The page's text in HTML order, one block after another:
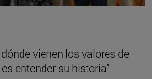
dónde vienen los valores de
entender su historia”